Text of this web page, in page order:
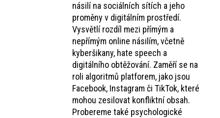
násilí na sociálních sítích a jeho
proměny v digitálním prostředí.
Vysvětlí rozdíl mezi přímým a
nepřímým online násilím, včetně
kyberšikany, hate speech a
digitálního obtěžování. Zaměří se na
roli algoritmů platforem, jako jsou
Facebook, Instagram či TikTok, které
mohou zesilovat konfliktní obsah.
Probereme také psychologické